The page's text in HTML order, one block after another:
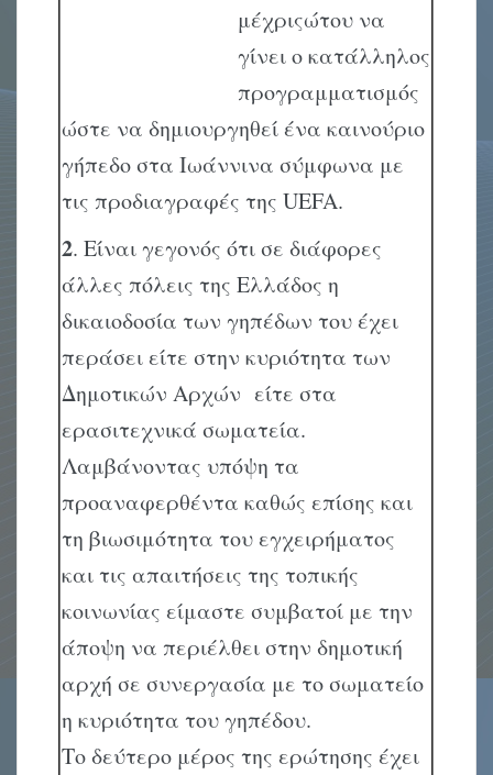
μέχριςώτου να
γίνει ο κατάλληλος
προγραμματισμός
ώστε να δημιουργηθεί ένα καινούριο
γήπεδο στα Ιωάννινα σύμφωνα με
τις προδιαγραφές της UEFA.
2. Είναι γεγονός ότι σε διάφορες
άλλες πόλεις της Ελλάδος η
δικαιοδοσία των γηπέδων του έχει
περάσει είτε στην κυριότητα των
Δημοτικών Αρχών είτε στα
ερασιτεχνικά σωματεία.
Λαμβάνοντας υπόψη τα
προαναφερθέντα καθώς επίσης και
τη βιωσιμότητα του εγχειρήματος
και τις απαιτήσεις της τοπικής
κοινωνίας είμαστε συμβατοί με την
άποψη να περιέλθει στην δημοτική
αρχή σε συνεργασία με το σωματείο
η κυριότητα του γηπέδου.
Το δεύτερο μέρος της ερώτησης έχει